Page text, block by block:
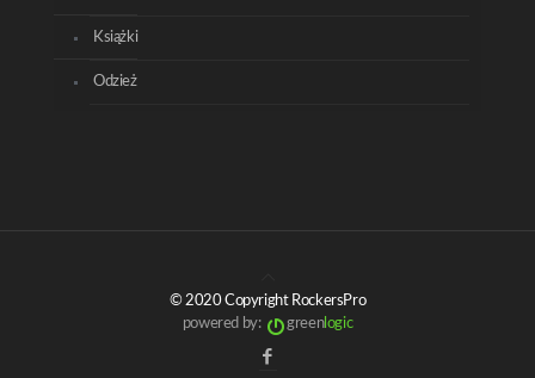
Książki
Odzież
© 2020 Copyright RockersPro
powered by:
greenlogic